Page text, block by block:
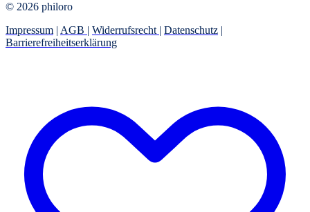
© 2026 philoro
Impressum | AGB | Widerrufsrecht | Datenschutz |
Barrierefreiheitserklärung